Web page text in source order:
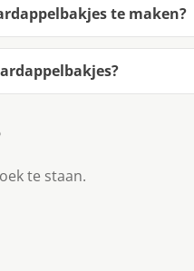
te maken?
te staan.